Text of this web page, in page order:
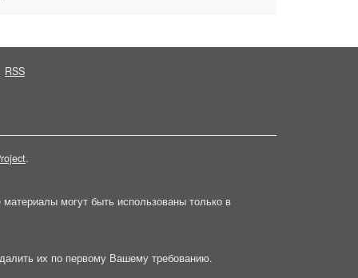
RSS
.
могут быть использованы только в
их по первому Вашему требованию.